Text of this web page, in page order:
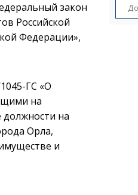
закон
Российской
Федерации»,
ГС «О
на
на
Орла,
и